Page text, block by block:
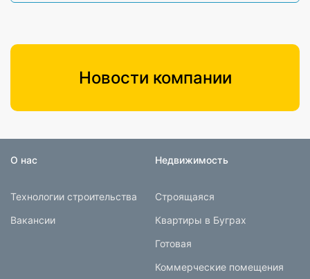
Новости компании
О нас
Технологии строительства
Вакансии
Недвижимость
Строящаяся
Квартиры в Буграх
Готовая
Коммерческие помещения